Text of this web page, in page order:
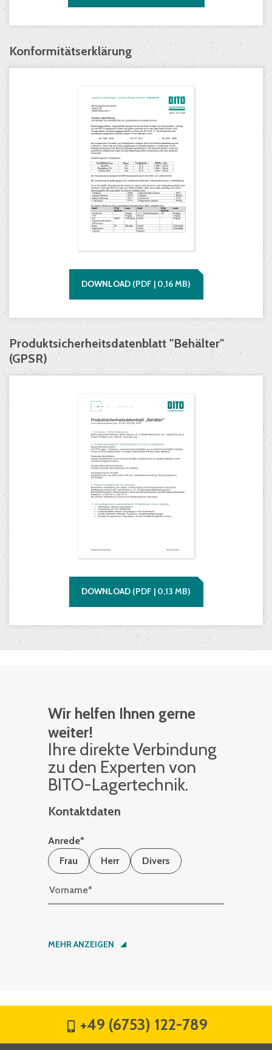
Konformitätserklärung
DOWNLOAD (PDF | 0,16MB)
Produktsicherheitsdatenblatt "Behälter"
(GPSR)
DOWNLOAD (PDF | 0,13 MB)
Wir helfen Ihnen gerne
weiter!
Ihre di­rek­te Ver­bin­dung
zu den Ex­per­ten von
BITO-La­ger­tech­nik.
Kontaktdaten
Anrede*
Frau
Herr Divers
Vorname*
Nachname*
MEHR ANZEIGEN
+49 (6753) 122-789